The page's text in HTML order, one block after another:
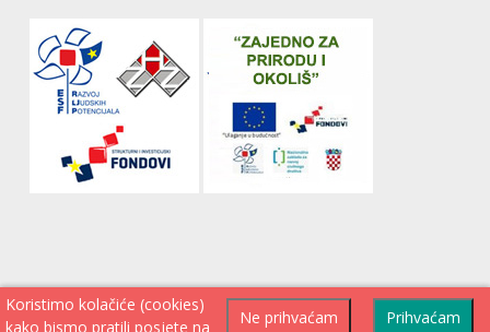
Prihvaćam
Ne prihvaćam
Koristimo kolačiće (cookies)
kako bismo pratili posjete na